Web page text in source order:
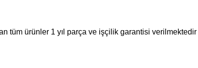
tüm ürünler 1 yıl parça ve işçilik garantisi verilmektedir